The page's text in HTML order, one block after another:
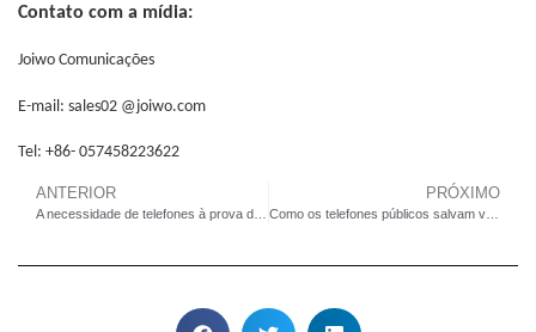
Contato com a mídia:
Joiwo Comunicações
E-mail: sales02 @joiwo.com
Tel: +86- 057458223622
ANTERIOR
A necessidade de telefones à prova de vandalismo, à prova de explosão e à prova d’água
PRÓXIMO
Como os telefones públicos salvam vidas durante emergências